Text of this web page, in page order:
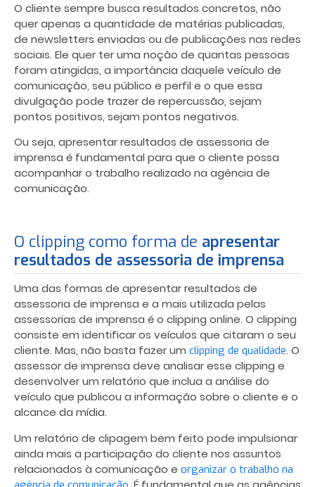
O cliente sempre busca resultados concretos, não
quer apenas a quantidade de matérias publicadas,
de newsletters enviadas ou de publicações nas redes
sociais. Ele quer ter uma noção de quantas pessoas
foram atingidas, a importância daquele veículo de
comunicação, seu público e perfil e o que essa
divulgação pode trazer de repercussão, sejam
pontos positivos, sejam pontos negativos.
Ou seja, apresentar resultados de assessoria de
imprensa é fundamental para que o cliente possa
acompanhar o trabalho realizado na agência de
comunicação.
O clipping como forma de apresentar
resultados de assessoria de imprensa
Uma das formas de apresentar resultados de
assessoria de imprensa e a mais utilizada pelas
assessorias de imprensa é o clipping online. O clipping
consiste em identificar os veículos que citaram o seu
cliente. Mas, não basta fazer um clipping de qualidade. O
assessor de imprensa deve analisar esse clipping e
desenvolver um relatório que inclua a análise do
veículo que publicou a informação sobre o cliente e o
alcance da mídia.
Um relatório de clipagem bem feito pode impulsionar
ainda mais a participação do cliente nos assuntos
relacionados à comunicação e organizar o trabalho na